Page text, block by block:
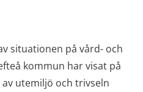
situationen på vård- och
kommun har visat på
utemiljö och trivseln